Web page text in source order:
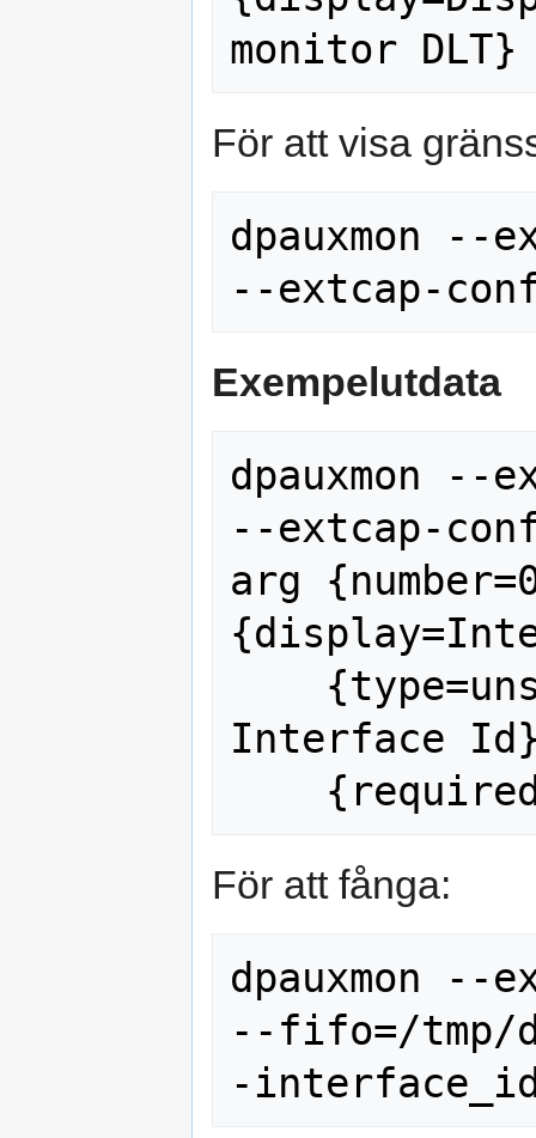
För att visa
dpauxmon --
Exempelutdata
dpauxmon --
--extcap-
arg
Interface
För att fånga:
dpauxmon --
--fifo=/tmp/